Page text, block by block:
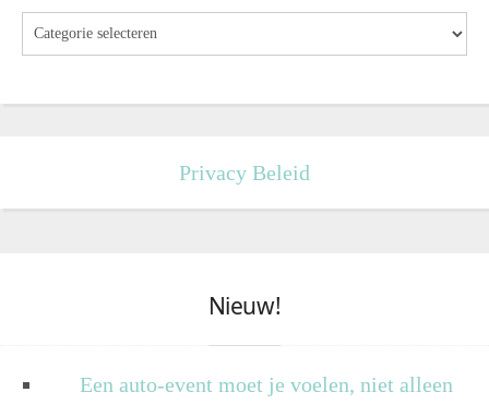
Privacy Beleid
Nieuw!
Een auto-event moet je voelen, niet alleen